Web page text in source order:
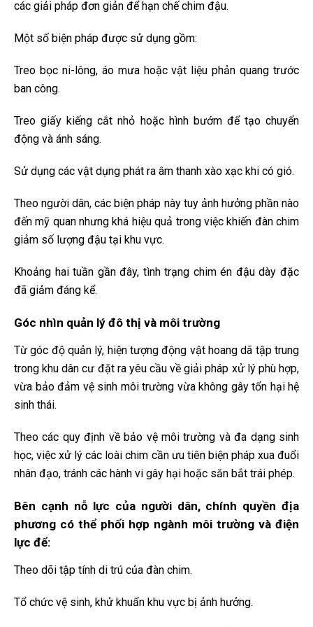
các giải pháp đơn giản để hạn chế chim đậu.
Một số biện pháp được sử dụng gồm:
Treo bọc ni-lông, áo mưa hoặc vật liệu phản quang trước
ban công.
Treo giấy kiếng cắt nhỏ hoặc hình bướm để tạo chuyển
động và ánh sáng.
Sử dụng các vật dụng phát ra âm thanh xào xạc khi có gió.
Theo người dân, các biện pháp này tuy ảnh hưởng phần nào
đến mỹ quan nhưng khá hiệu quả trong việc khiến đàn chim
giảm số lượng đậu tại khu vực.
Khoảng hai tuần gần đây, tình trạng chim én đậu dày đặc
đã giảm đáng kể.
Góc nhìn quản lý đô thị và môi trường
Từ góc độ quản lý, hiện tượng động vật hoang dã tập trung
trong khu dân cư đặt ra yêu cầu về giải pháp xử lý phù hợp,
vừa bảo đảm vệ sinh môi trường vừa không gây tổn hại hệ
sinh thái.
Theo các quy định về bảo vệ môi trường và đa dạng sinh
học, việc xử lý các loài chim cần ưu tiên biện pháp xua đuổi
nhân đạo, tránh các hành vi gây hại hoặc săn bắt trái phép.
Bên cạnh nỗ lực của người dân, chính quyền địa
phương có thể phối hợp ngành môi trường và điện
lực để:
Theo dõi tập tính di trú của đàn chim.
Tổ chức vệ sinh, khử khuẩn khu vực bị ảnh hưởng.